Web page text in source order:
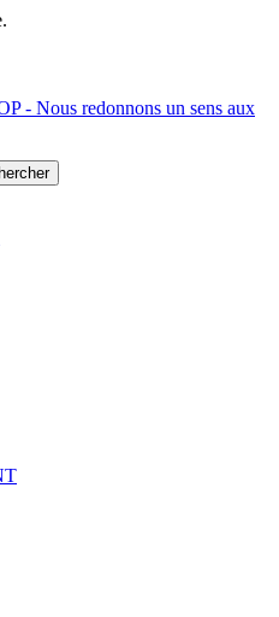
- Nous redonnons un sens aux